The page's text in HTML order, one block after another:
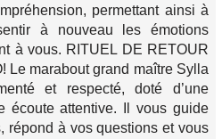
permettant ainsi à
à nouveau les émotions
à vous. RITUEL DE RETOUR
Le marabout grand maître Sylla
et respecté, doté d’une
écoute attentive. Il vous guide
répond à vos questions et vous